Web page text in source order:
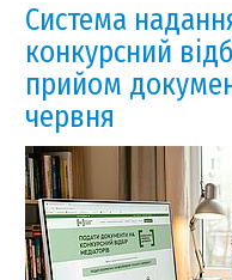
Система
конкурсний
прийом
червня